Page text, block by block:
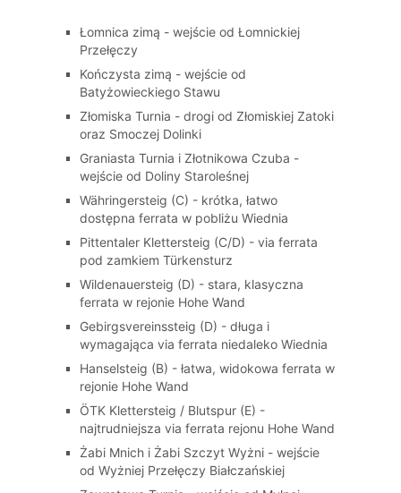
Łomnica zimą - wejście od Łomnickiej
Przełęczy
Kończysta zimą - wejście od
Batyżowieckiego Stawu
Złomiska Turnia - drogi od Złomiskiej Zatoki
oraz Smoczej Dolinki
Graniasta Turnia i Złotnikowa Czuba -
wejście od Doliny Staroleśnej
Währingersteig (C) - krótka, łatwo
dostępna ferrata w pobliżu Wiednia
Pittentaler Klettersteig (C/D) - via ferrata
pod zamkiem Türkensturz
Wildenauersteig (D) - stara, klasyczna
ferrata w rejonie Hohe Wand
Gebirgsvereinssteig (D) - długa i
wymagająca via ferrata niedaleko Wiednia
Hanselsteig (B) - łatwa, widokowa ferrata w
rejonie Hohe Wand
ÖTK Klettersteig / Blutspur (E) -
najtrudniejsza via ferrata rejonu Hohe Wand
Żabi Mnich i Żabi Szczyt Wyżni - wejście
od Wyżniej Przełęczy Białczańskiej